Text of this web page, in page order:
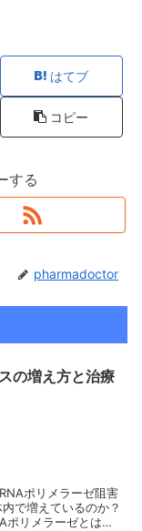
はてブ
コピー
する
pharmadoctor
の増え方と治療
ポリメラーゼ阻害
で増えているのか？
ポリメラーゼとは？